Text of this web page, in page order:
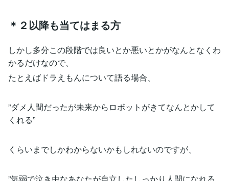
＊２以降も当てはまる方
しかし多分この段階では良いとか悪いとかがなんとなくわ
かるだけなので、
たとえばドラえもんについて語る場合、
”ダメ人間だったが未来からロボットがきてなんとかして
くれる”
くらいまでしかわからないかもしれないのですが、
”気弱で泣き虫なあなたが自立したしっかり人間になれる